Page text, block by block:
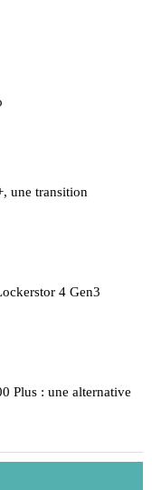
une transition
4 Gen3
Plus : une alternative